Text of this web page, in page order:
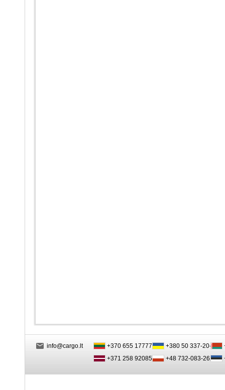
info@cargo.lt
+370 655 17777
+371 258 92085
+380 50 337-20-47
+48 732-083-262